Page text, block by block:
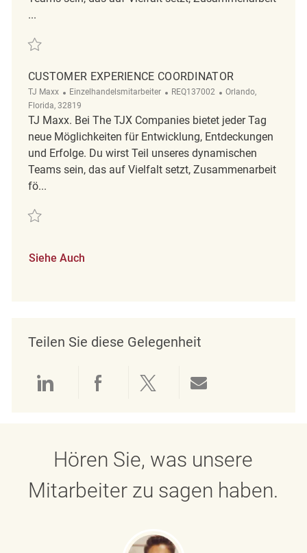
...
Retten Customer Experience Coordinator REQ87628
CUSTOMER EXPERIENCE COORDINATOR
TJ Maxx Kategorie
Einzelhandelsmitarbeiter ReqId
REQ137002 Ort
Orlando,
Florida, 32819
TJ Maxx. Bei The TJX Companies bietet jeder Tag
neue Möglichkeiten für Entwicklung, Entdeckungen
und Erfolge. Du wirst Teil unseres dynamischen
Teams sein, das auf Vielfalt setzt, Zusammenarbeit
fö...
Retten customer experience coordinator REQ137002
Siehe Auch
Teilen Sie diese Gelegenheit
Über LinkedIn teilen
Über Facebook teilen
Über Twitter teilen
Hören Sie, was unsere
Mitarbeiter zu sagen haben.